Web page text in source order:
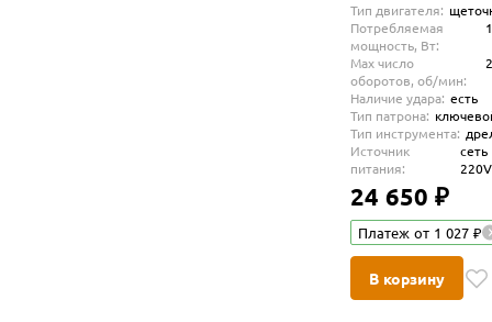
Тип двигателя:
Потребляемая
мощность, Вт:
Max число
оборотов, об/мин:
Наличие удара: есть
Тип патрона:
Тип инструмента:
Источник
питания:
сеть
220V
24 650 ₽
Платеж от 1 027 ₽
В корзину